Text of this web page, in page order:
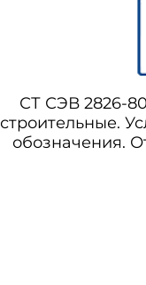
СТ СЭВ 2826-
строительные.
обозначения.